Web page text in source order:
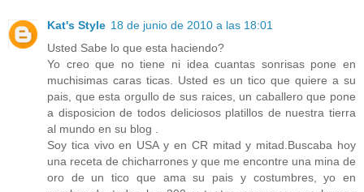
Kat's Style 18 de junio de 2010 a las 18:01
Usted Sabe lo que esta haciendo?
Yo creo que no tiene ni idea cuantas sonrisas pone en
muchisimas caras ticas. Usted es un tico que quiere a su
pais, que esta orgullo de sus raices, un caballero que pone
a disposicion de todos deliciosos platillos de nuestra tierra
al mundo en su blog .
Soy tica vivo en USA y en CR mitad y mitad.Buscaba hoy
una receta de chicharrones y que me encontre una mina de
oro de un tico que ama su pais y costumbres, yo en